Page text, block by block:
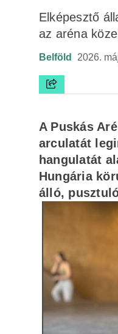
Elképesztő
az aréna
Belföld 2026.
A Puskás
arculatát
hangulatát
Hungária
álló,